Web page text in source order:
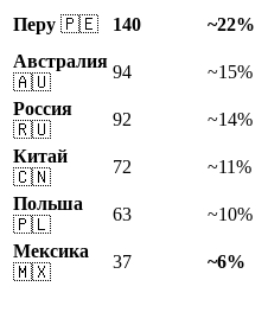
Перу 🇵🇪 140 ~22%
Австралия
🇦🇺
94 ~15%
Россия
🇷🇺
92 ~14%
Китай
🇨🇳
72 ~11%
Польша
🇵🇱
63 ~10%
Мексика
🇲🇽
37 ~6%